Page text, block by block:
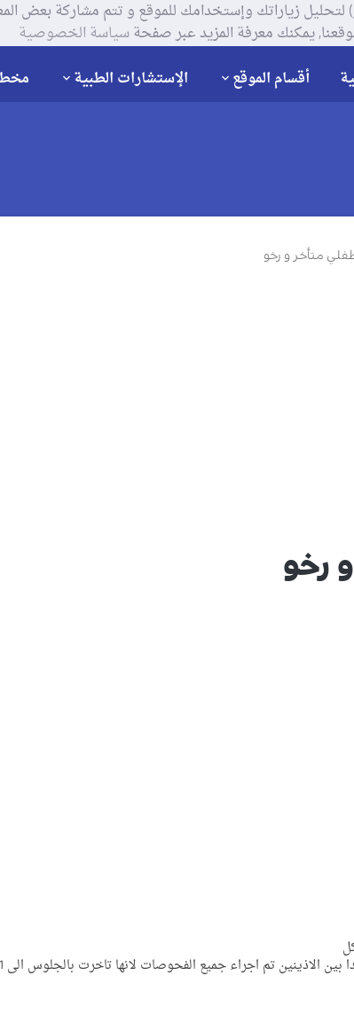
يمكنك معرفة المزيد عبر صفحةسياسة الخصوصية
أقسام الموقع الإستشارات الطبية
متأخر و رخو
رخو